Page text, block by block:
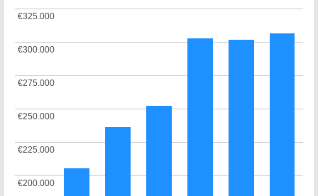
€200.000
€200.000
€225.000
€225.000
€250.000
€250.000
€275.000
€275.000
€300.000
€300.000
€325.000
€325.000